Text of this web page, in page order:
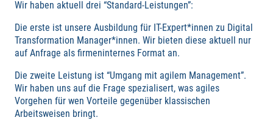
Wir haben aktuell drei “Standard-Leistungen”:
Die erste ist unsere Ausbildung für IT-Expert*innen zu Digital
Transformation Manager*innen. Wir bieten diese aktuell nur
auf Anfrage als firmeninternes Format an.
Die zweite Leistung ist “Umgang mit agilem Management”.
Wir haben uns auf die Frage spezialisert, was agiles
Vorgehen für wen Vorteile gegenüber klassischen
Arbeitsweisen bringt.